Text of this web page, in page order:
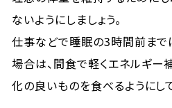
ないようにしましょう。
仕事などで睡眠の3時間前ま
場合は、間食で軽くエネルギー
化の良いものを食べるようにし